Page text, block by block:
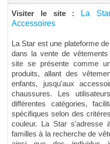
Visiter le site :
La
Accessoires
La Star est une plateforme
dans la vente de
site se présente comme
produits, allant des
enfants, jusqu'aux
chaussures. Les
différentes catégories,
spécifiques selon des
couleur. La Star s'adresse
familles à la recherche de